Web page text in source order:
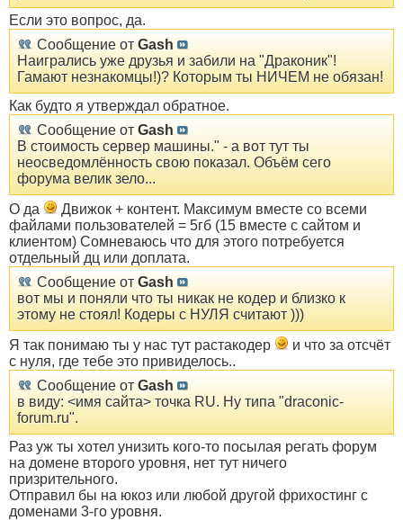
Если это вопрос, да.
Сообщение от Gash
Наигрались уже друзья и забили на "Драконик"!
Гамают незнакомцы!)? Которым ты НИЧЕМ не обязан!
Как будто я утверждал обратное.
Сообщение от Gash
В стоимость сервер машины." - а вот тут ты
неосведомлённость свою показал. Объём сего
форума велик зело...
О да
Движок + контент. Максимум вместе со всеми
файлами пользователей = 5гб (15 вместе с сайтом и
клиентом) Сомневаюсь что для этого потребуется
отдельный дц или доплата.
Сообщение от Gash
вот мы и поняли что ты никак не кодер и близко к
этому не стоял! Кодеры с НУЛЯ считают )))
Я так понимаю ты у нас тут растакодер
и что за отсчёт
с нуля, где тебе это привиделось..
Сообщение от Gash
в виду: <имя сайта> точка RU. Ну типа "draconic-
forum.ru".
Раз уж ты хотел унизить кого-то посылая регать форум
на домене второго уровня, нет тут ничего
призрительного.
Отправил бы на юкоз или любой другой фрихостинг с
доменами 3-го уровня.